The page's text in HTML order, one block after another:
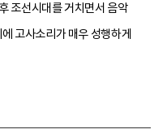
조선시대를 거치면서 음악
고사소리가 매우 성행하게